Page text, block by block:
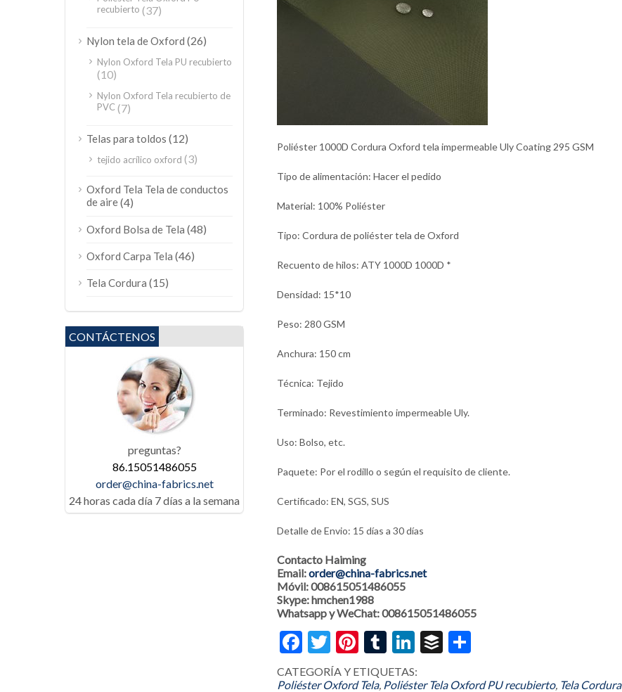
Poliéster 1000D Cordura Oxford tela impermeable Uly Coating 295 GSM
Tipo de alimentación: Hacer el pedido
Material: 100% Poliéster
Tipo: Cordura de poliéster tela de Oxford
Recuento de hilos: ATY 1000D 1000D *
Densidad: 15*10
Peso: 280 GSM
Anchura: 150 cm
Técnica: Tejido
Terminado: Revestimiento impermeable Uly.
Uso: Bolso, etc.
Paquete: Por el rodillo o según el requisito de cliente.
Certificado: EN, SGS, SUS
Detalle de Envio: 15 días a 30 días
Contacto Haiming
Email:order@china-fabrics.net
Móvil: 008615051486055
Skype: hmchen1988
Whatsapp y WeChat: 008615051486055
Facebook
Twitter
Pinterest
Tumblr
LinkedIn
Buffer
Share
CATEGORÍA Y ETIQUETAS:
Poliéster Oxford Tela, Poliéster Tela Oxford PU recubierto, Tela Cordura
recubierto (37)
Nylon tela de Oxford (26)
Nylon Oxford Tela PU recubierto
(10)
Nylon Oxford Tela recubierto de
PVC(7)
Telas para toldos (12)
tejido acrílico oxford (3)
Oxford Tela Tela de conductos
de aire(4)
Oxford Bolsa de Tela (48)
Oxford Carpa Tela (46)
Tela Cordura (15)
CONTÁCTENOS
preguntas?
86.15051486055
order@china-fabrics.net
24 horas cada día 7 días a la semana